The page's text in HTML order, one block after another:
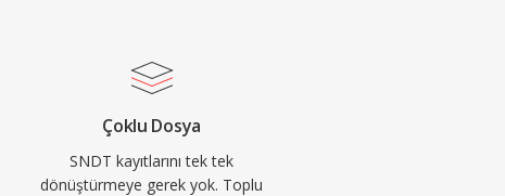
Çoklu Dosya
SNDT kayıtlarını tek tek
dönüştürmeye gerek yok. Toplu